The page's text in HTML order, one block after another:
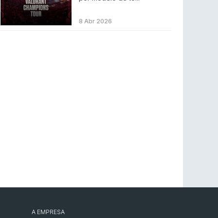
BLAST Bounty S2 na RTP Arena: Regressa o
melhor Counter-Strike
8 Abr 2026
A EMPRESA